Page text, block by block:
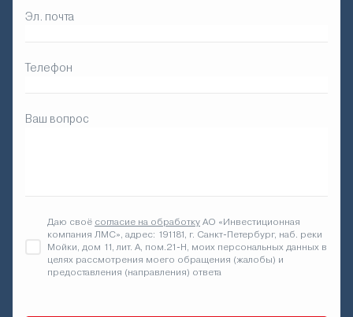
Эл. почта
Телефон
Ваш вопрос
Даю своё согласие на обработку АО «Инвестиционная
компания ЛМС», адрес: 191181, г. Санкт-Петербург, наб. реки
Мойки, дом 11, лит. А, пом.21-Н, моих персональных данных в
целях рассмотрения моего обращения (жалобы) и
предоставления (направления) ответа